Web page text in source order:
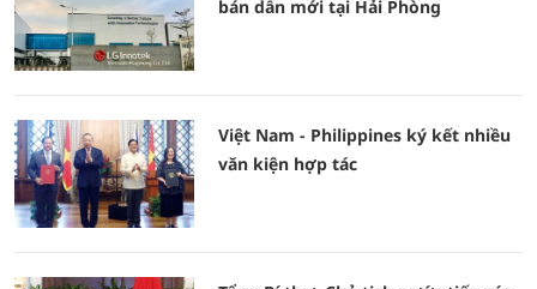
bán dẫn mới tại Hải Phòng
Việt Nam - Philippines ký kết nhiều
văn kiện hợp tác